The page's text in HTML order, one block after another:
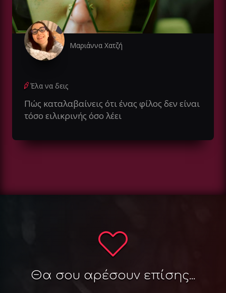
Μαριάννα Χατζή
Έλα να δεις
Πώς καταλαβαίνεις ότι ένας φίλος δεν είναι
τόσο ειλικρινής όσο λέει
Θα σου αρέσουν επίσης...